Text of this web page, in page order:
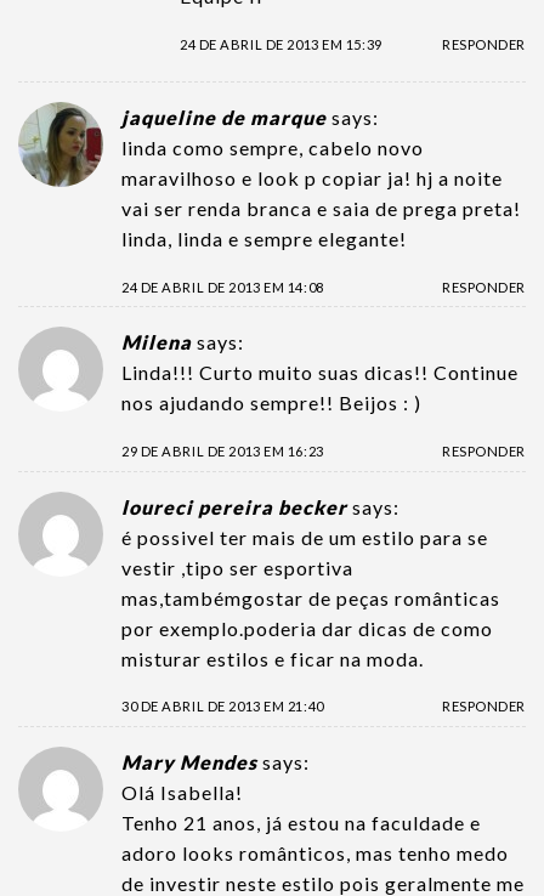
24 DE ABRIL DE 2013 EM 15:39 RESPONDER
jaqueline de marque says:
linda como sempre, cabelo novo
maravilhoso e look p copiar ja! hj a noite
vai ser renda branca e saia de prega preta!
linda, linda e sempre elegante!
24 DE ABRIL DE 2013 EM 14:08 RESPONDER
Milena says:
Linda!!! Curto muito suas dicas!! Continue
nos ajudando sempre!! Beijos : )
29 DE ABRIL DE 2013 EM 16:23 RESPONDER
loureci pereira becker says:
é possivel ter mais de um estilo para se
vestir ,tipo ser esportiva
mas,tambémgostar de peças românticas
por exemplo.poderia dar dicas de como
misturar estilos e ficar na moda.
30 DE ABRIL DE 2013 EM 21:40 RESPONDER
Mary Mendes says:
Olá Isabella!
Tenho 21 anos, já estou na faculdade e
adoro looks românticos, mas tenho medo
de investir neste estilo pois geralmente me